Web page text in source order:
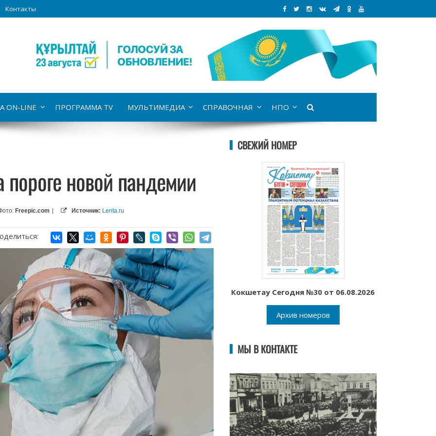
Контакты
ON-LINE ПРОГРАММА TV МУЛЬТИМЕДИА СПРАВОЧНАЯ НПО
новой пандемии
Freepic.com Источник: Lenta.ru
СВЕЖИЙ НОМЕР
Кокшетау Сегодня №30 от 06.08.2026
Архив номеров
МЫ В КОНТАКТЕ